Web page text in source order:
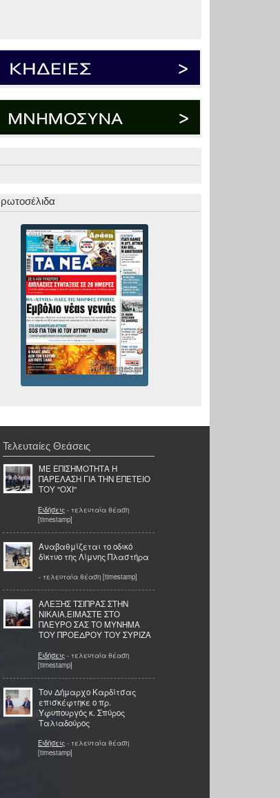
Τελευταίες Θεάσεις
ΜΕ ΕΠΙΣΗΜΟΤΗΤΑ Η
ΠΑΡΕΛΑΣΗ ΓΙΑ ΤΗΝ ΕΠΕΤΕΙΟ
ΤΟΥ ''ΟΧΙ''
Ειδήσεις - τελευταία θέαση
[timestamp]
Αναβαθμίζεται το οδικό
δίκτυο της Λίμνης Πλαστήρα
- τελευταία θέαση [timestamp]
ΑΛΕΞΗΣ ΤΣΙΠΡΑΣ ΣΤΗΝ
ΝΙΚΑΙΑ.ΕΙΜΑΣΤΕ ΣΤΟ
ΠΛΕΥΡΟ ΣΑΣ ΤΟ ΜΥΝΗΜΑ
ΤΟΥ ΠΡΟΕΔΡΟΥ ΤΟΥ ΣΥΡΙΖΑ
Ειδήσεις - τελευταία θέαση
[timestamp]
Τον Δήμαρχο Καρδίτσας
επισκέφτηκε ο πρ.
Υφυπουργός κ. Σπύρος
Ταλιαδούρος
Ειδήσεις - τελευταία θέαση
[timestamp]